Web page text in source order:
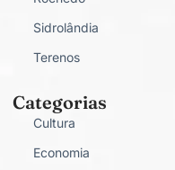
Sidrolândia
Terenos
Categorias
Cultura
Economia